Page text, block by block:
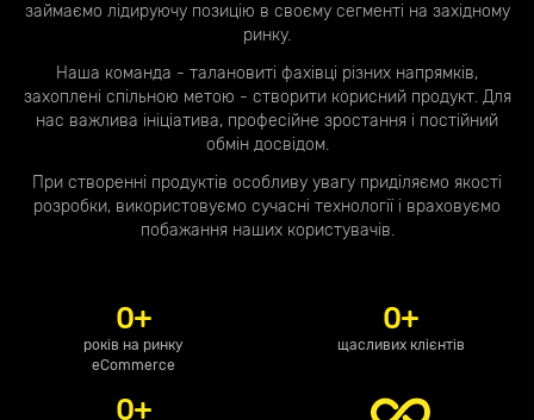
займаємо лідируючу позицію в своєму сегменті на західному
ринку.
Наша команда - талановиті фахівці різних напрямків,
захоплені спільною метою - створити корисний продукт. Для
нас важлива ініціатива, професійне зростання і постійний
обмін досвідом.
При створенні продуктів особливу увагу приділяємо якості
розробки, використовуємо сучасні технології і враховуємо
побажання наших користувачів.
0+
рокiв на ринку
eCommerce
0+
щасливих клiєнтiв
0+